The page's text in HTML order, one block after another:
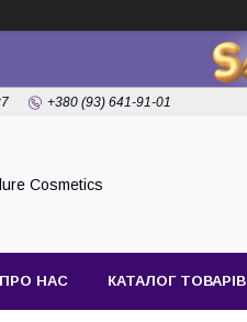
+380 (93) 641-91-01
Cosmetics
ПРО НАС КАТАЛОГ ТОВАРІВ